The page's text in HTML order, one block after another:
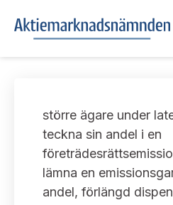
Om oss
Vårt uppdrag
Informationsgivning
UTTALANDEN
Om nämndens uttalanden
Framställningar och
TAKEOVER-REGLER
större ägare under
teckna sin andel i en
lämna en
andel, förlängd